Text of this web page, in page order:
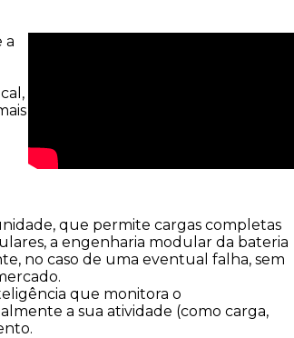
a
que permite cargas completas
a engenharia modular da bateria
no caso de uma eventual falha, sem
que monitora o
a sua atividade (como carga,